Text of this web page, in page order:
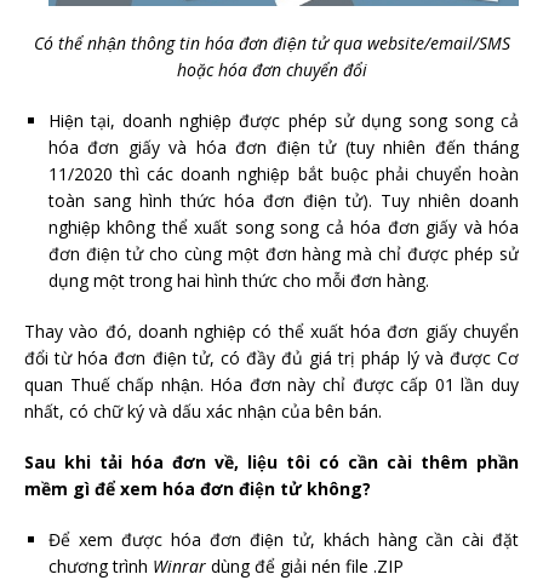
Có thể nhận thông tin hóa đơn điện tử qua website/email/SMS
hoặc hóa đơn chuyển đổi
Hiện tại, doanh nghiệp được phép sử dụng song song cả
hóa đơn giấy và hóa đơn điện tử (tuy nhiên đến tháng
11/2020 thì các doanh nghiệp bắt buộc phải chuyển hoàn
toàn sang hình thức hóa đơn điện tử). Tuy nhiên doanh
nghiệp không thể xuất song song cả hóa đơn giấy và hóa
đơn điện tử cho cùng một đơn hàng mà chỉ được phép sử
dụng một trong hai hình thức cho mỗi đơn hàng.
Thay vào đó, doanh nghiệp có thể xuất hóa đơn giấy chuyển
đổi từ hóa đơn điện tử, có đầy đủ giá trị pháp lý và được Cơ
quan Thuế chấp nhận. Hóa đơn này chỉ được cấp 01 lần duy
nhất, có chữ ký và dấu xác nhận của bên bán.
Sau khi tải hóa đơn về, liệu tôi có cần cài thêm phần
mềm gì để xem hóa đơn điện tử không?
Để xem được hóa đơn điện tử, khách hàng cần cài đặt
chương trình Winrar dùng để giải nén file .ZIP